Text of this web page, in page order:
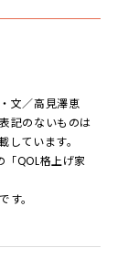
文／高見澤恵
記のないものは
ています。
QOL格上げ家
。